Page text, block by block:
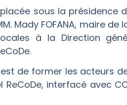
sous la présidence
Mady FOFANA, maire de
à la Direction
de former les acteurs
ReCoDe, interfacé avec